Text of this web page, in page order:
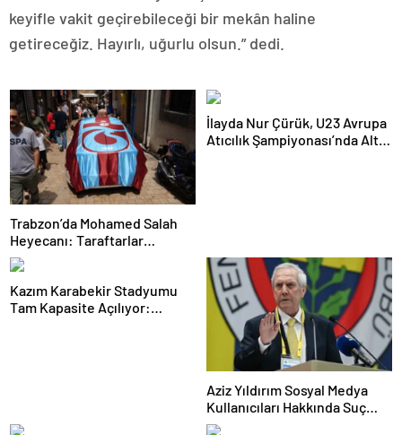
keyifle vakit geçirebileceği bir mekân haline
getireceğiz. Hayırlı, uğurlu olsun.” dedi.
Trabzon’da Mohamed Salah
Heyecanı: Taraftarlar
Mağazalara Akın Etti
İlayda Nur Çürük, U23 Avrupa
Atıcılık Şampiyonası’nda Altın
Kazım Karabekir Stadyumu
Tam Kapasite Açılıyor:
Aziz Yıldırım Sosyal Medya
Kullanıcıları Hakkında Suç
Duyurusunda Bulundu